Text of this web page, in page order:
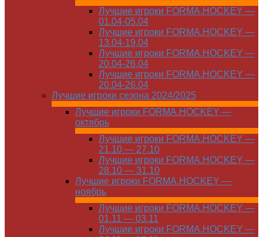
Лучшие игроки FORMA.HOCKEY —
01.04-05.04
Лучшие игроки FORMA.HOCKEY —
13.04-19.04
Лучшие игроки FORMA.HOCKEY —
20.04-26.04
Лучшие игроки FORMA.HOCKEY —
20.04-26.04
Лучшие игроки сезона 2024/2025
Лучшие игроки FORMA.HOCKEY —
октябрь
Лучшие игроки FORMA.HOCKEY —
21.10 — 27.10
Лучшие игроки FORMA.HOCKEY —
28.10 — 31.10
Лучшие игроки FORMA.HOCKEY —
ноябрь
Лучшие игроки FORMA.HOCKEY —
01.11 — 03.11
Лучшие игроки FORMA.HOCKEY —